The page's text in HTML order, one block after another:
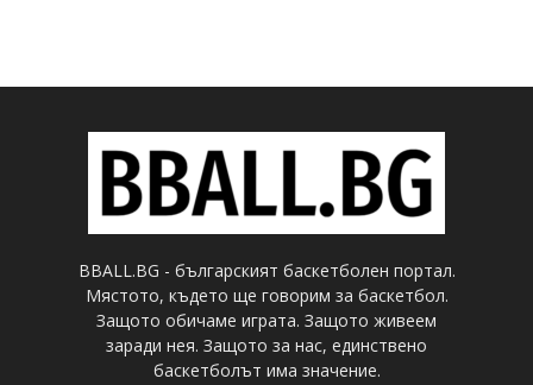
BBALL.BG - българският баскетболен портал.
Мястото, където ще говорим за баскетбол.
Защото обичаме играта. Защото живеем
заради нея. Защото за нас, единствено
баскетболът има значение.